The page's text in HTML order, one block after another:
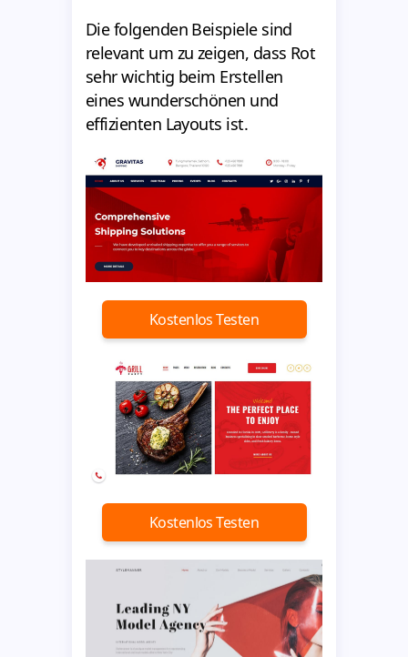
Die folgenden Beispiele sind
relevant um zu zeigen, dass Rot
sehr wichtig beim Erstellen
eines wunderschönen und
effizienten Layouts ist.
Kostenlos Testen
Kostenlos Testen